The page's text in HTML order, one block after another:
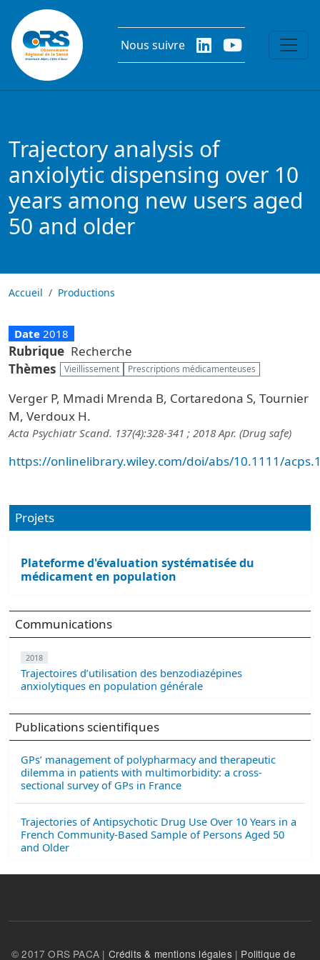
Aller au contenu principal
Nous suivre
Trajectory analysis of
anxiolytic dispensing over 10
years among new users aged
50 and older
Accueil Productions
Date 2018
Rubrique Recherche
Thèmes
Vieillissement Prescriptions médicamenteuses
Verger P, Mmadi Mrenda B, Cortaredona S, Tournier
M, Verdoux H.
Acta Psychiatr Scand. 137(4):328-341 ; 2018 Apr. (Drug safe)
https://onlinelibrary.wiley.com/doi/abs/10.1111/
Projets
Plateforme d'évaluation systématisée du
médicament en population
Communications
2018
Trajectoires d’utilisation des benzodiazépines
anxiolytiques en population générale
Publications scientifiques
GPs’ management of polypharmacy and therapeutic
dilemma in patients with multimorbidity: a cross-
sectional survey of GPs in France
Trajectories of Antipsychotic Drug Use Over 10 Years in a
French Community-Based Sample of Persons Aged 50
and Older
© 2017 ORS PACA | Crédits & mentions légales| Politique de